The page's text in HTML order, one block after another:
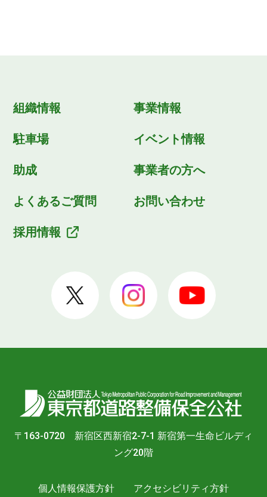
組織情報 事業情報
駐車場 イベント情報
助成 事業者の方へ
よくあるご質問 お問い合わせ
採用情報
〒163-0720 新宿区西新宿2-7-1 新宿第一生命ビルディ
ング20階
個人情報保護方針 アクセシビリティ方針